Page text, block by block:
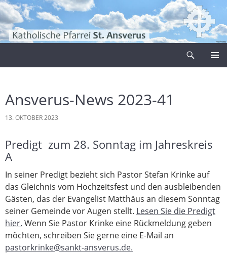
Zum
Inhalt
springen
Ansverus-News 2023-41
13. OKTOBER 2023
Predigt zum 28. Sonntag im Jahreskreis
A
In seiner Predigt bezieht sich Pastor Stefan Krinke auf
das Gleichnis vom Hochzeitsfest und den ausbleibenden
Gästen, das der Evangelist Matthäus an diesem Sonntag
seiner Gemeinde vor Augen stellt. Lesen Sie die Predigt
hier. Wenn Sie Pastor Krinke eine Rückmeldung geben
möchten, schreiben Sie gerne eine E-Mail an
pastorkrinke@sankt-ansverus.de.